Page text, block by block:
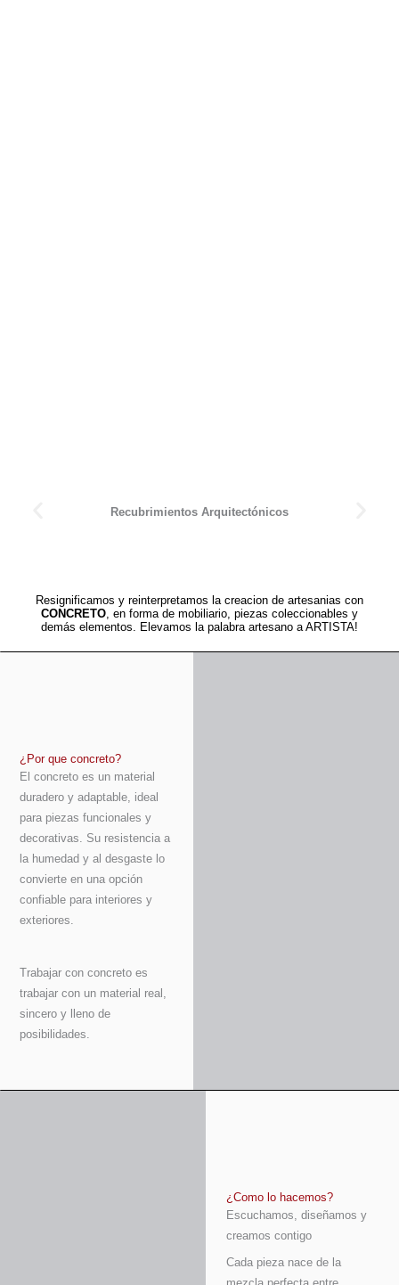
Recubrimientos Arquitectónicos
Resignificamos y reinterpretamos la creacion de artesanias con
CONCRETO, en forma de mobiliario, piezas coleccionables y
demás elementos. Elevamos la palabra artesano a ARTISTA!
¿Por que concreto?
El concreto es un material
duradero y adaptable, ideal
para piezas funcionales y
decorativas. Su resistencia a
la humedad y al desgaste lo
convierte en una opción
confiable para interiores y
exteriores.
Trabajar con concreto es
trabajar con un material real,
sincero y lleno de
posibilidades.
¿Como lo hacemos?
Escuchamos, diseñamos y
creamos contigo
Cada pieza nace de la